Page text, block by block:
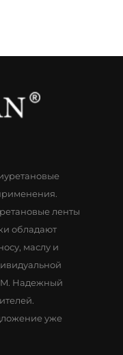
ленты
обладают
маслу и
Надежный
уже